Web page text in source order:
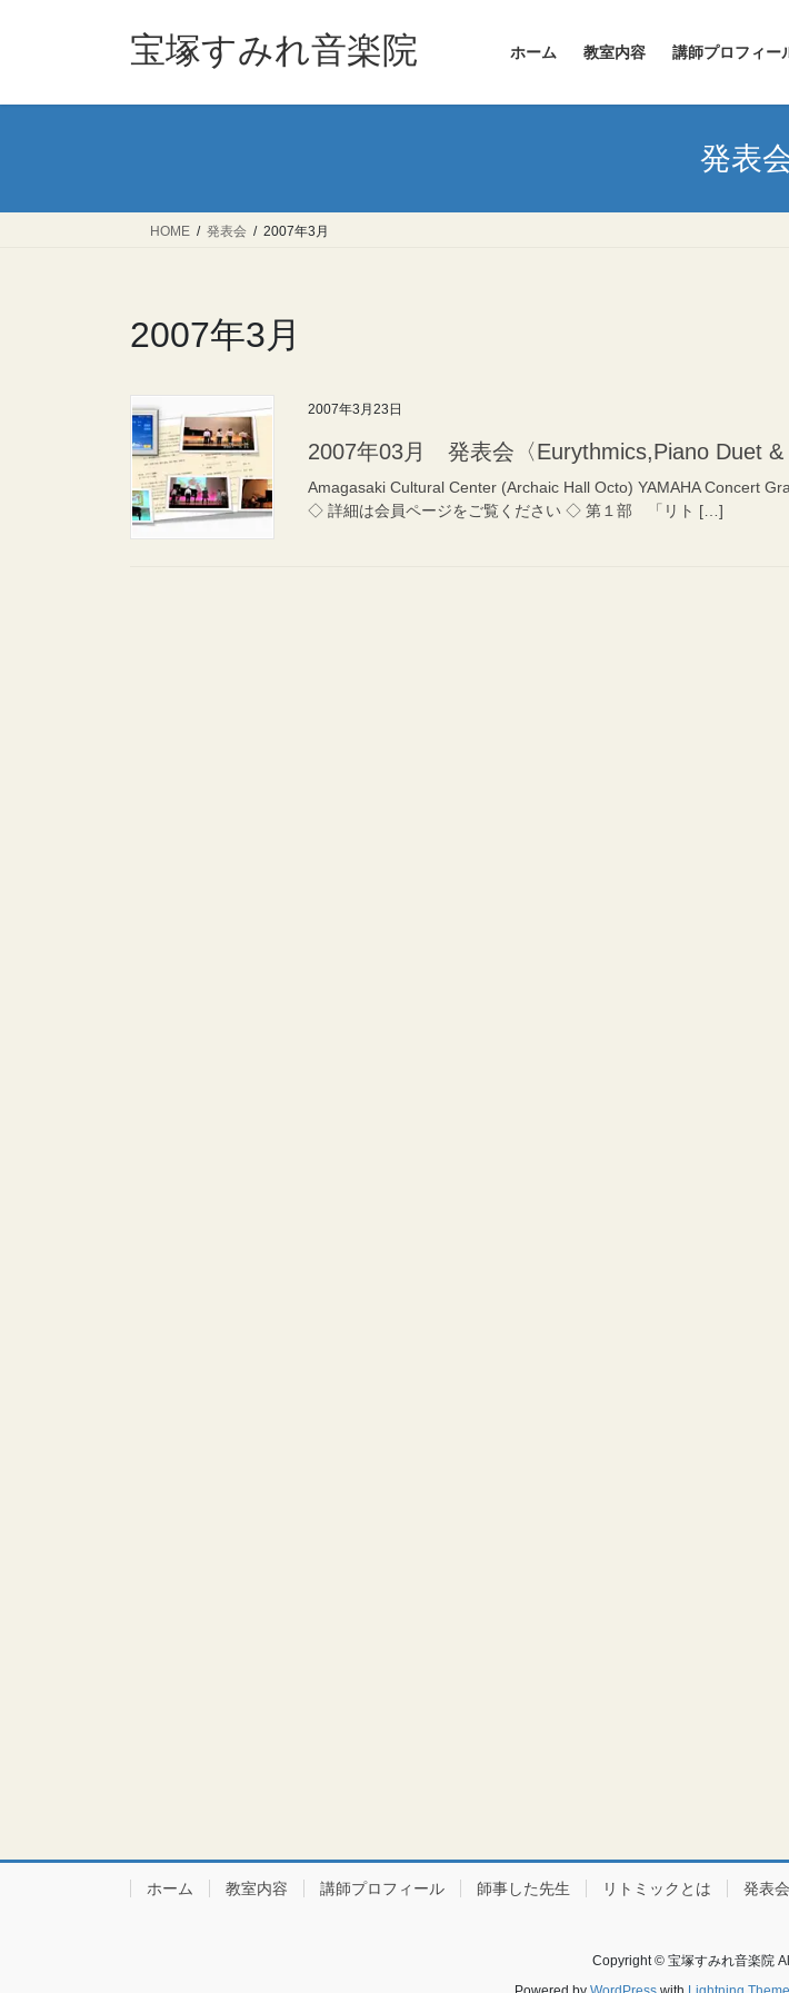
宝塚すみれ音楽院 ホーム 教室内容 講師プロフィー
発表
HOME 発表会 2007年3月
2007年3月
2007年3月23日
2007年03月 発表会〈Eurythmics,Piano Duet &
Amagasaki Cultural Center (Archaic Hall Octo) YAMAHA Concert
◇ 詳細は会員ページをご覧ください ◇ 第１部 「リト […]
ホーム 教室内容 講師プロフィール 師事した先生 リトミックとは 発表会
Copyright © 宝塚すみれ音楽院